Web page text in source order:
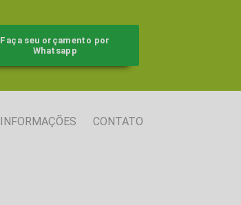
Faça seu orçamento por
Whatsapp
INFORMAÇÕES CONTATO